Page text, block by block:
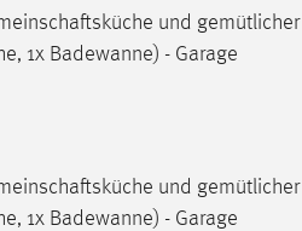
und gemütlicher
1x Badewanne) - Garage
und gemütlicher
1x Badewanne) - Garage